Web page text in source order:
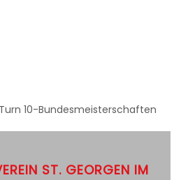
10-Bundesmeisterschaften
ST. GEORGEN IM